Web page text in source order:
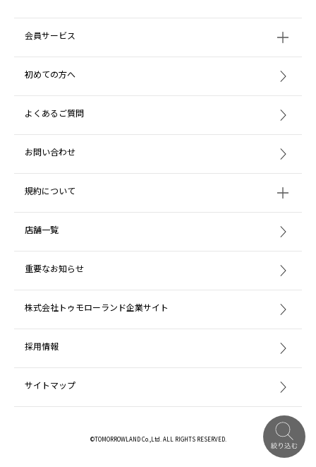
会員サービス
初めての方へ
よくあるご質問
お問い合わせ
規約について
店舗一覧
重要なお知らせ
株式会社トゥモローランド企業サイト
採用情報
サイトマップ
©TOMORROWLAND Co.,Ltd. ALL RIGHTS RESERVED.